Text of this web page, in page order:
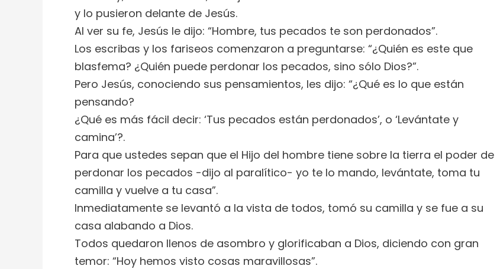
y lo pusieron delante de Jesús.
Al ver su fe, Jesús le dijo: “Hombre, tus pecados te son perdonados”.
Los escribas y los fariseos comenzaron a preguntarse: “¿Quién es este que
blasfema? ¿Quién puede perdonar los pecados, sino sólo Dios?”.
Pero Jesús, conociendo sus pensamientos, les dijo: “¿Qué es lo que están
pensando?
¿Qué es más fácil decir: ‘Tus pecados están perdonados’, o ‘Levántate y
camina’?.
Para que ustedes sepan que el Hijo del hombre tiene sobre la tierra el poder de
perdonar los pecados -dijo al paralítico- yo te lo mando, levántate, toma tu
camilla y vuelve a tu casa”.
Inmediatamente se levantó a la vista de todos, tomó su camilla y se fue a su
casa alabando a Dios.
Todos quedaron llenos de asombro y glorificaban a Dios, diciendo con gran
temor: “Hoy hemos visto cosas maravillosas”.